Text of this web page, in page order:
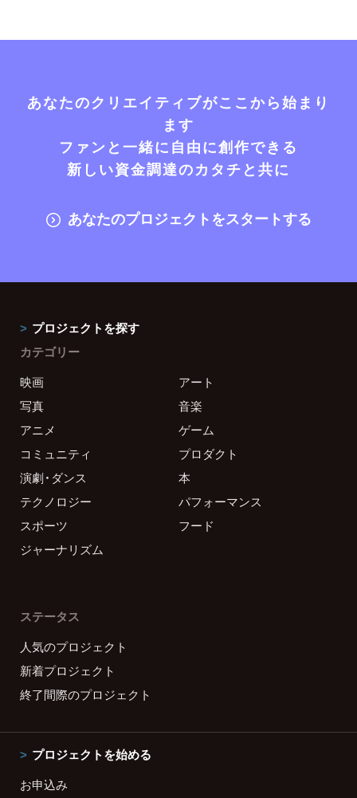
あなたのクリエイティブがここから始まり
ます
ファンと一緒に自由に創作できる
新しい資金調達のカタチと共に
あなたのプロジェクトをスタートする
プロジェクトを探す
カテゴリー
映画
アート
写真
音楽
アニメ
ゲーム
コミュニティ
プロダクト
演劇・ダンス
本
テクノロジー
パフォーマンス
スポーツ
フード
ジャーナリズム
ステータス
人気のプロジェクト
新着プロジェクト
終了間際のプロジェクト
プロジェクトを始める
お申込み